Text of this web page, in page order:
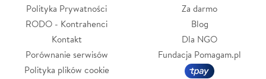
Polityka Prywatności
RODO - Kontrahenci
Kontakt
Porównanie serwisów
Polityka plików cookie
Za darmo
Blog
Dla NGO
Fundacja Pomagam.pl